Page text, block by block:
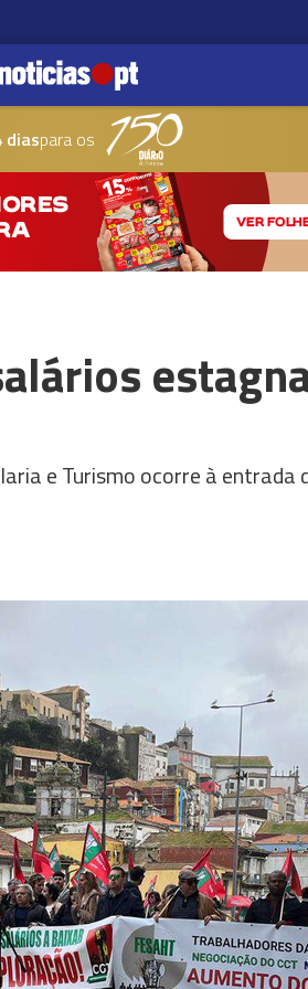
diaspara os
e Turismo ocorre à entrada